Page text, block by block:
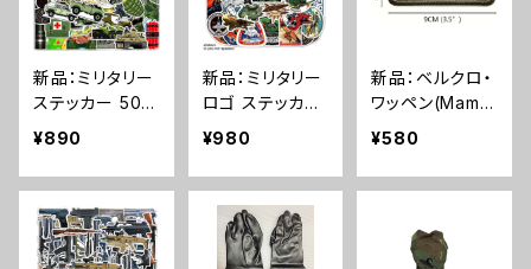
新品：ミリタリー
ステッカー 50枚
セット PVC 防
¥890
新品：ミリタリー
ロゴ ステッカー
50枚セット PV
¥980
新品：ベルクロ・
ワッペン(Mama
Says, I’ｍSpe
¥580